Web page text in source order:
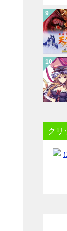
クリ